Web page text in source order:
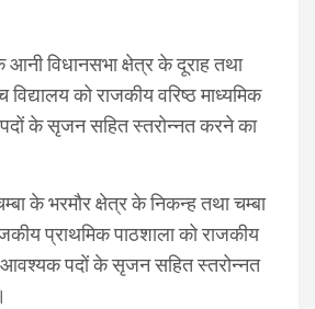
विधानसभा क्षेत्र के दूराह तथा
को राजकीय वरिष्ठ माध्यमिक
के सृजन सहित स्तरोन्नत करने का
के भरमौर क्षेत्र के निकन्ह तथा चम्बा
प्राथमिक पाठशाला को राजकीय
आवश्यक पदों के सृजन सहित स्तरोन्नत